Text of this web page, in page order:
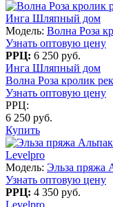
Инга Шляпный дом
Модель: Волна Роза
Узнать оптовую цену
РРЦ: 6 250 руб.
Инга Шляпный дом
Волна Роза кролик
Узнать оптовую цену
РРЦ:
6 250 руб.
Купить
Levelpro
Модель: Эльза пряжа
Узнать оптовую цену
РРЦ: 4 350 руб.
Levelpro